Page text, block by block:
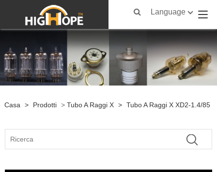
Language
Casa > Prodotti > Tubo A Raggi X > Tubo A Raggi X XD2-1.4/85